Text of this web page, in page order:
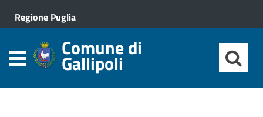
Regione Puglia
Comune di
Gallipoli